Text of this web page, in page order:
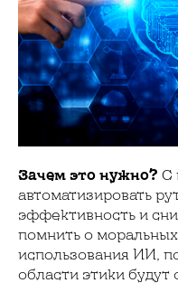
Зачем это нужно? С
автоматизировать
эффективность и
помнить о
использования ИИ,
области этики будут